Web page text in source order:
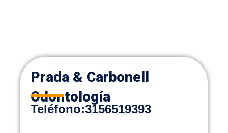
Prada & Carbonell
Odontología
Teléfono:3156519393